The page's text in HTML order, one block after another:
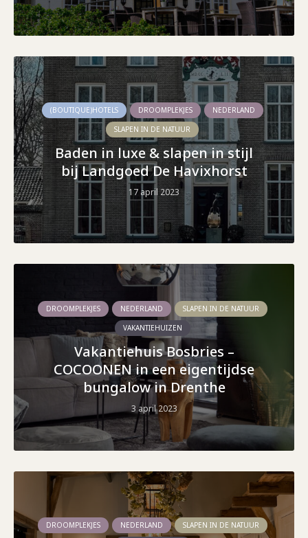
(BOUTIQUE)HOTELS DROOMPLEKJES
NEDERLAND
SLAPEN IN DE NATUUR
Baden in luxe & slapen in stijl
bij Landgoed De Havixhorst
17 april 2023
DROOMPLEKJES NEDERLAND
SLAPEN IN DE NATUUR
VAKANTIEHUIZEN
Vakantiehuis Bosbries –
COCOONEN in een eigentijdse
bungalow in Drenthe
3 april 2023
DROOMPLEKJES NEDERLAND
SLAPEN IN DE NATUUR